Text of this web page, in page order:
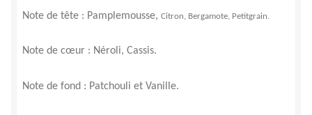
Note de tête : Pamplemousse, Citron, Bergamote, Petitgrain.
Note de cœur : Néroli, Cassis.
Note de fond : Patchouli et Vanille.